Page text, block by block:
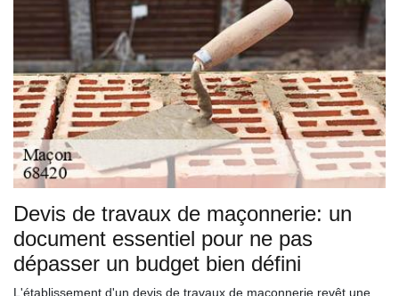
Devis de travaux de maçonnerie: un
document essentiel pour ne pas
dépasser un budget bien défini
L'établissement d'un devis de travaux de maçonnerie revêt une